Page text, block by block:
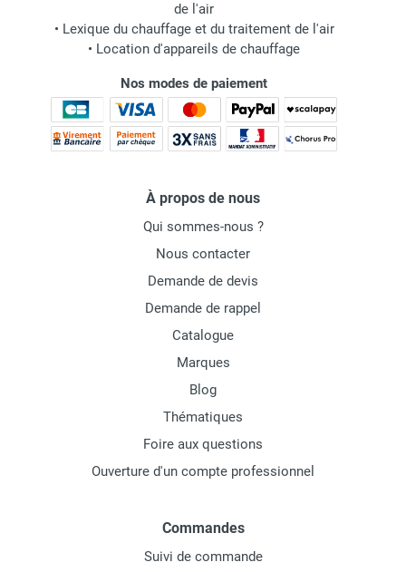
de l'air
• Lexique du chauffage et du traitement de l'air
• Location d'appareils de chauffage
Nos modes de paiement
À propos de nous
Qui sommes-nous ?
Nous contacter
Demande de devis
Demande de rappel
Catalogue
Marques
Blog
Thématiques
Foire aux questions
Ouverture d'un compte professionnel
Commandes
Suivi de commande